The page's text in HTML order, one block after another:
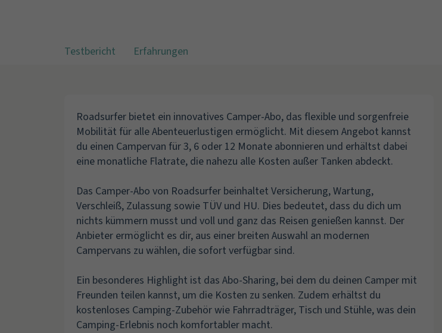
Testbericht Erfahrungen
Roadsurfer bietet ein innovatives Camper-Abo, das flexible und sorgenfreie
Mobilität für alle Abenteuerlustigen ermöglicht. Mit diesem Angebot kannst
du einen Campervan für 3, 6 oder 12 Monate abonnieren und erhältst dabei
eine monatliche Flatrate, die nahezu alle Kosten außer Tanken abdeckt.
Das Camper-Abo von Roadsurfer beinhaltet Versicherung, Wartung,
Verschleiß, Zulassung sowie TÜV und HU. Dies bedeutet, dass du dich um
nichts kümmern musst und voll und ganz das Reisen genießen kannst. Der
Anbieter ermöglicht es dir, aus einer breiten Auswahl an modernen
Campervans zu wählen, die sofort verfügbar sind.
Ein besonderes Highlight ist das Abo-Sharing, bei dem du deinen Camper mit
Freunden teilen kannst, um die Kosten zu senken. Zudem erhältst du
kostenloses Camping-Zubehör wie Fahrradträger, Tisch und Stühle, was dein
Camping-Erlebnis noch komfortabler macht.